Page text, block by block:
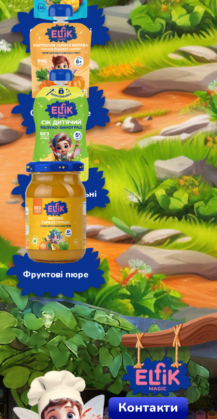
Фруктові каші
Овочеві пюре
Соки натуральні
Фруктові пюре
Контакти